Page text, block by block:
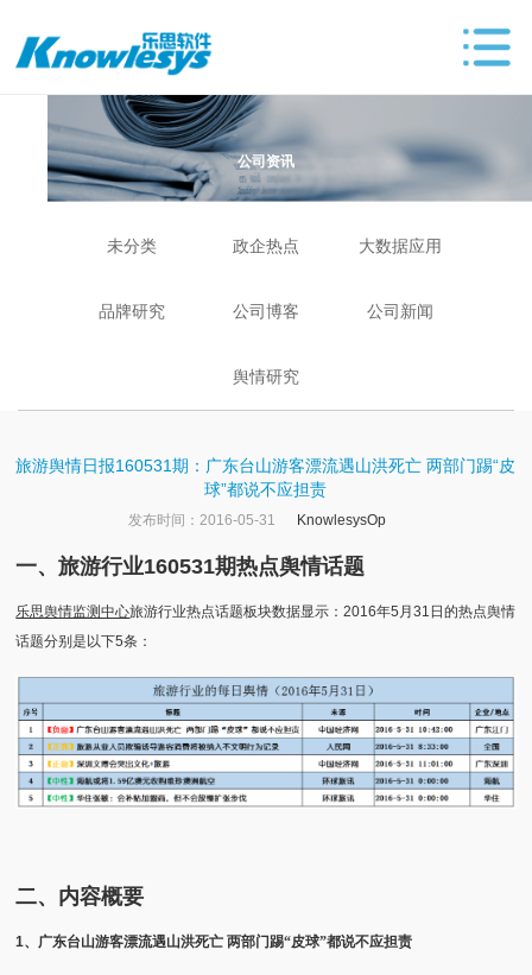
公司资讯
未分类 政企热点 大数据应用
品牌研究 公司博客 公司新闻
舆情研究
旅游舆情日报160531期：广东台山游客漂流遇山洪死亡 两部门踢“皮
球”都说不应担责
发布时间：2016-05-31 KnowlesysOp
一、旅游行业160531期热点舆情话题
乐思舆情监测中心旅游行业热点话题板块数据显示：2016年5月31日的热点舆情
话题分别是以下5条：
二、 内容概要
1、广东台山游客漂流遇山洪死亡 两部门踢“皮球”都说不应担责